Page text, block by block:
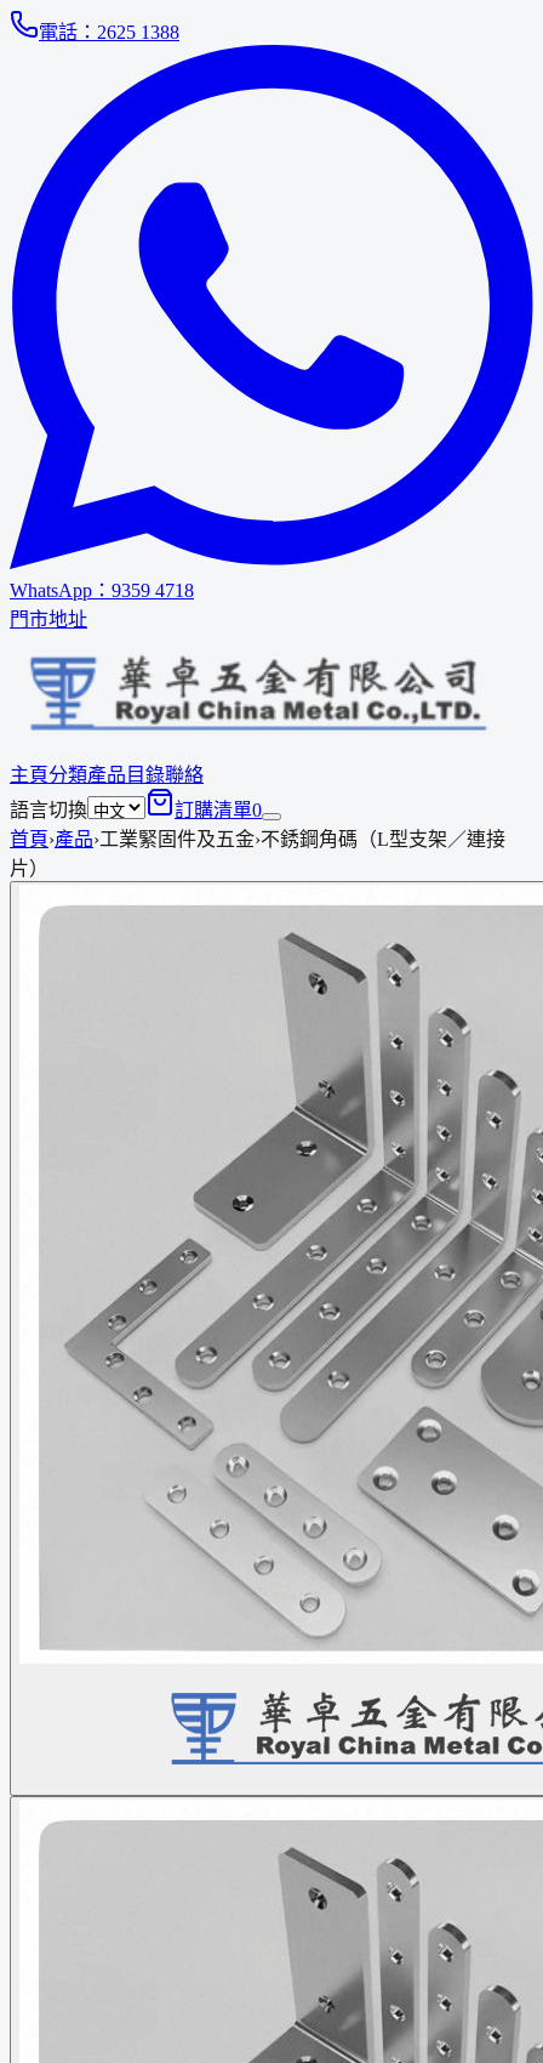
電話： 2625 1388
WhatsApp： 9359 4718
門市地址
主頁分類產品 目錄聯絡
語言切換
訂購清單0
首頁›產品›工業緊固件及五金›不銹鋼角碼（L型支架／連接
片）